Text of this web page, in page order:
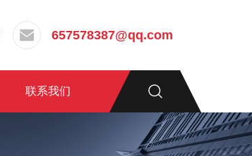
657578387@qq.com
联系我们